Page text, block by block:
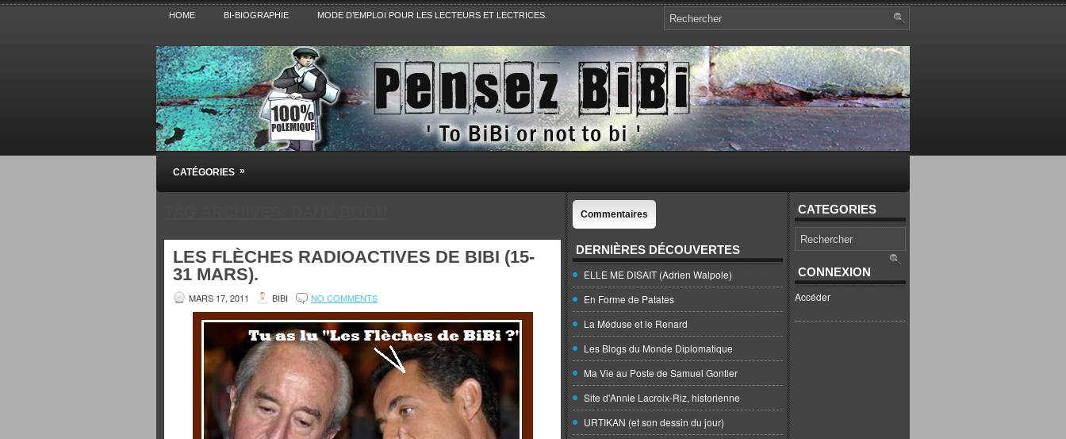
HOME BI-BIOGRAPHIE MODE D’EMPLOI POUR LES LECTEURS ET LECTRICES.
Pensez BiBi
Blog polémique sur l'Actualité, la Culture, la Politique, le Sport,. Avec Revue de presse et de blogs.
CATÉGORIES »
LES FLÈCHES RADIOACTIVES DE BIBI (15-
31 MARS).
MARS 17, 2011 BIBI NO COMMENTS
Commentaires
DERNIÈRES DÉCOUVERTES
ELLE ME DISAIT (Adrien Walpole)
En Forme de Patates
La Méduse et le Renard
Les Blogs du Monde Diplomatique
Ma Vie au Poste de Samuel Gontier
Site d'Annie Lacroix-Riz, historienne
URTIKAN (et son dessin du jour)
CATEGORIES
CONNEXION
Accéder